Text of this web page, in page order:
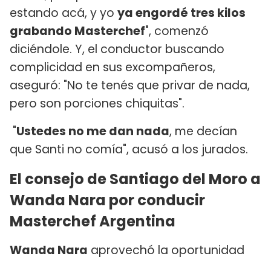
estando acá, y yo ya engordé tres kilos
grabando Masterchef", comenzó
diciéndole. Y, el conductor buscando
complicidad en sus excompañeros,
aseguró: "No te tenés que privar de nada,
pero son porciones chiquitas".
"Ustedes no me dan nada, me decían
que Santi no comía", acusó a los jurados.
El consejo de Santiago del Moro a
Wanda Nara por conducir
Masterchef Argentina
Wanda Nara aprovechó la oportunidad